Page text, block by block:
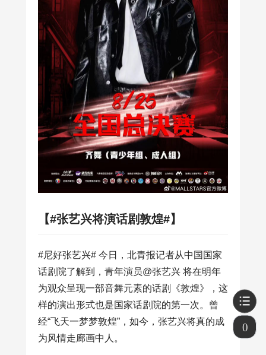
【#张艺兴将演话剧敦煌#】
#尼好张艺兴# 今日，北青报记者从中国国家
话剧院了解到，青年演员@张艺兴 将在明年
为观众呈现一部音舞元素的话剧《敦煌》，这
样的演出形式也是国家话剧院的第一次。曾
经“飞天一梦梦敦煌”，如今，张艺兴将真的成
为风情走廊画中人。
0